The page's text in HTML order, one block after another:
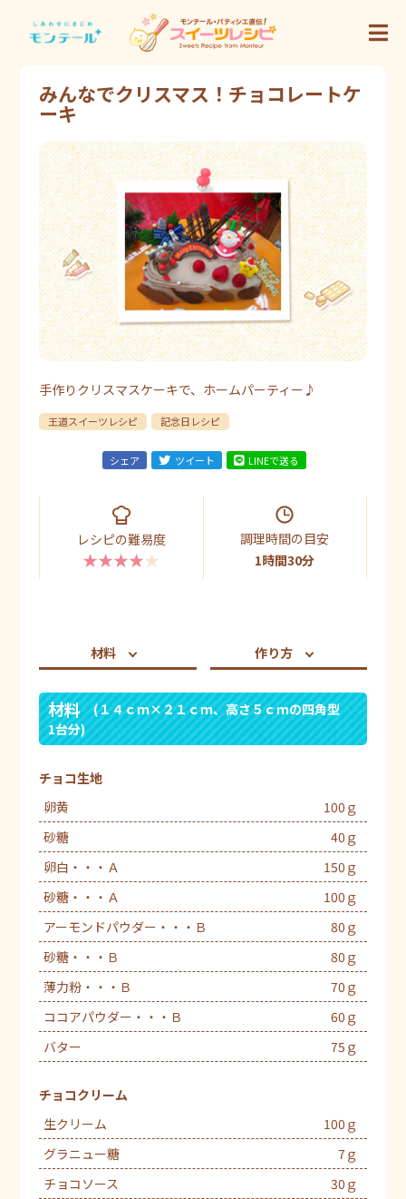
みんなでクリスマス！チョコレートケ
ーキ
手作りクリスマスケーキで、ホームパーティー♪
王道スイーツレシピ 記念日レシピ
シェア ツイート LINEで送る
レシピの難易度
★★★★★
調理時間の目安
1時間30分
材料 作り方
材料
(１４ｃｍ×２１ｃｍ、高さ５ｃｍの四角型
1台分)
チョコ生地
卵黄
100ｇ
砂糖
40ｇ
卵白・・・Ａ
150ｇ
砂糖・・・Ａ
100ｇ
アーモンドパウダー・・・Ｂ
80ｇ
砂糖・・・Ｂ
80ｇ
薄力粉・・・Ｂ
70ｇ
ココアパウダー・・・Ｂ
60ｇ
バター
75ｇ
チョコクリーム
生クリーム
100ｇ
グラニュー糖
7ｇ
チョコソース
30ｇ